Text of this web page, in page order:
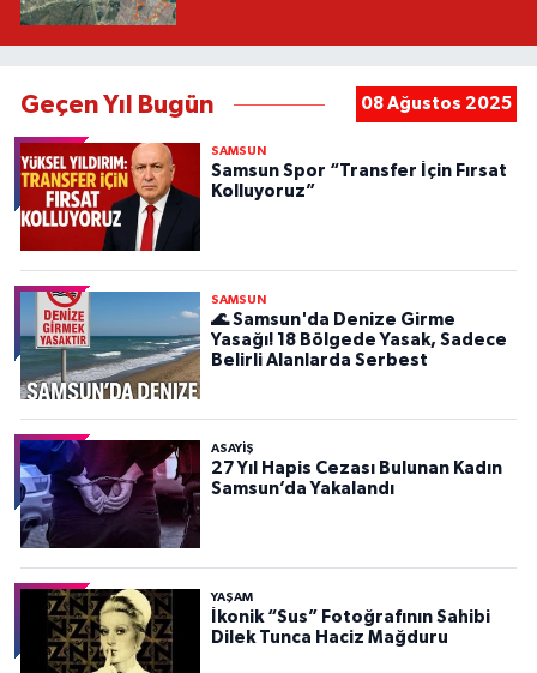
Geçen Yıl Bugün 08 Ağustos 2025
SAMSUN
Samsun Spor “Transfer İçin Fırsat
Kolluyoruz”
SAMSUN
🌊 Samsun'da Denize Girme
Yasağı! 18 Bölgede Yasak, Sadece
Belirli Alanlarda Serbest
ASAYIŞ
27 Yıl Hapis Cezası Bulunan Kadın
Samsun’da Yakalandı
YAŞAM
İkonik “Sus” Fotoğrafının Sahibi
Dilek Tunca Haciz Mağduru